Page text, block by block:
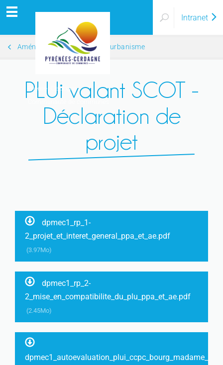
Pyrénées Cerdagne
Intranet
Aménagement de l'espace / urbanisme
PLUi valant SCOT -
Déclaration de
projet
dpmec1_rp_1-
2_projet_et_interet_general_ppa_et_ae.pdf
(3.97Mo)
dpmec1_rp_2-
2_mise_en_compatibilite_du_plu_ppa_et_ae.pdf
(2.45Mo)